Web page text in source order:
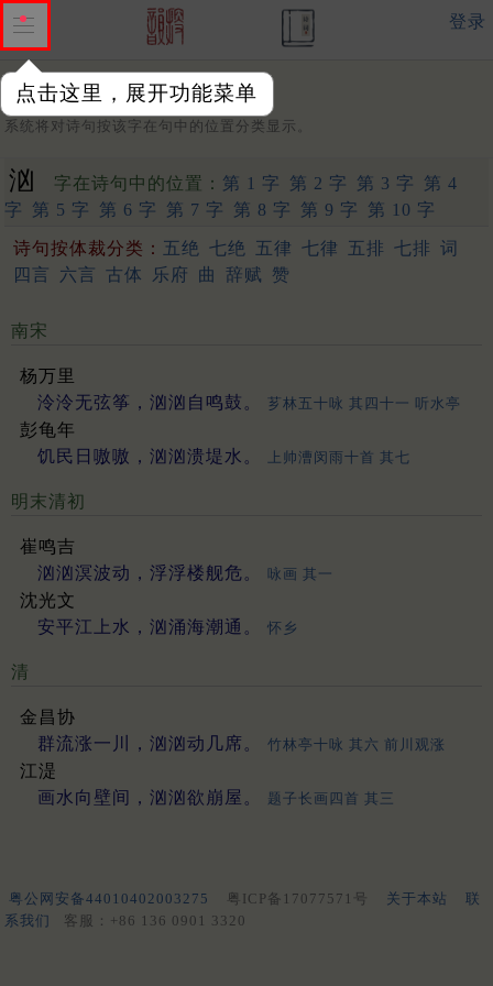
点击这里，展开功能菜单
登录
字：
系统将对诗句按该字在句中的位置分类显示。
汹 字在诗句中的位置： 第 1 字 第 2 字 第 3 字
第 4
字
第 5 字 第 6 字 第 7 字 第 8 字 第 9 字 第 10 字
诗句按体裁分类： 五绝 七绝 五律 七律 五排 七排 词
四言
六言 古体 乐府 曲 辞赋 赞
南宋
杨万里
泠泠无弦筝，汹汹自鸣鼓。
芗林五十咏 其四十一 听水亭
彭龟年
饥民日嗷嗷，汹汹溃堤水。
上帅漕闵雨十首 其七
明末清初
崔鸣吉
汹汹溟波动，浮浮楼舰危。
咏画 其一
沈光文
安平江上水，汹涌海潮通。
怀乡
清
金昌协
群流涨一川，汹汹动几席。
竹林亭十咏 其六 前川观涨
江湜
画水向壁间，汹汹欲崩屋。
题子长画四首 其三
粤公网安备44010402003275 粤ICP备17077571号 关于本站
联
系我们
客服：+86 136 0901 3320